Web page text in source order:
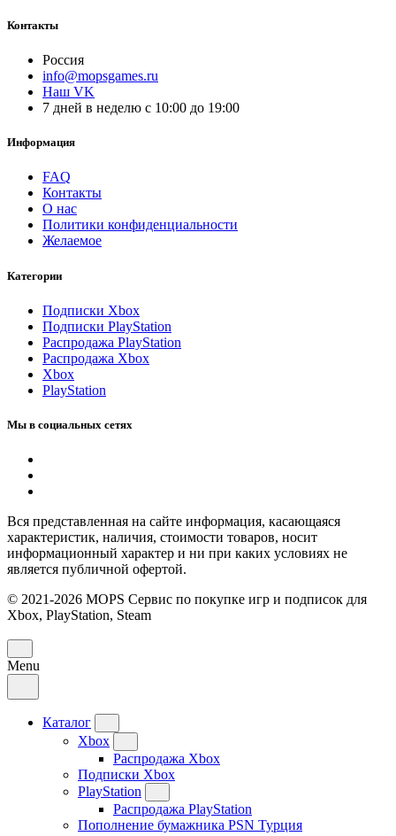
Контакты
Россия
info@mopsgames.ru
Наш VK
7 дней в неделю с 10:00 до 19:00
Информация
FAQ
Контакты
О нас
Политики конфиденциальности
Желаемое
Категории
Подписки Xbox
Подписки PlayStation
Распродажа PlayStation
Распродажа Xbox
Xbox
PlayStation
Мы в социальных сетях
Вся представленная на сайте информация, касающаяся
характеристик, наличия, стоимости товаров, носит
информационный характер и ни при каких условиях не
является публичной офертой.
© 2021-2026 MOPS Сервис по покупке игр и подписок для
Xbox, PlayStation, Steam
Menu
Каталог
Xbox
Распродажа Xbox
Подписки Xbox
PlayStation
Распродажа PlayStation
Пополнение бумажника PSN Турция